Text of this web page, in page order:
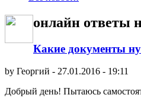
онлайн ответы
Какие документы
by Георгий - 27.01.2016 - 19:11
Добрый день! Пытаюсь